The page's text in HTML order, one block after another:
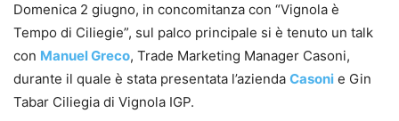
Domenica 2 giugno, in concomitanza con “Vignola è
Tempo di Ciliegie”, sul palco principale si è tenuto un talk
con Manuel Greco, Trade Marketing Manager Casoni,
durante il quale è stata presentata l’azienda Casoni e Gin
Tabar Ciliegia di Vignola IGP.